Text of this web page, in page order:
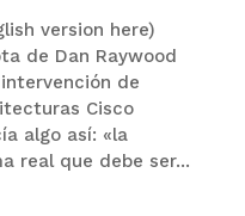
version here)
de Dan Raywood
de
Cisco
algo así: «la
real que debe ser...